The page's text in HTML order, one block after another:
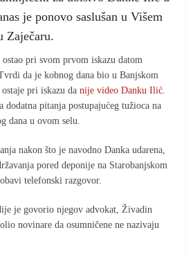
je ponovo saslušan u Višem
Zaječaru.
pri svom prvom iskazu datom
da je kobnog dana bio u Banjskom
pri iskazu danije video Danku Ilić
dodatna pitanja postupajućeg tužioca na
dana u ovom selu.
nakon što je navodno Danka udarena,
pored deponije na Starobanjskom
telefonski razgovor.
je govorio njegov advokat, Živadin
novinare da osumničene ne nazivaju